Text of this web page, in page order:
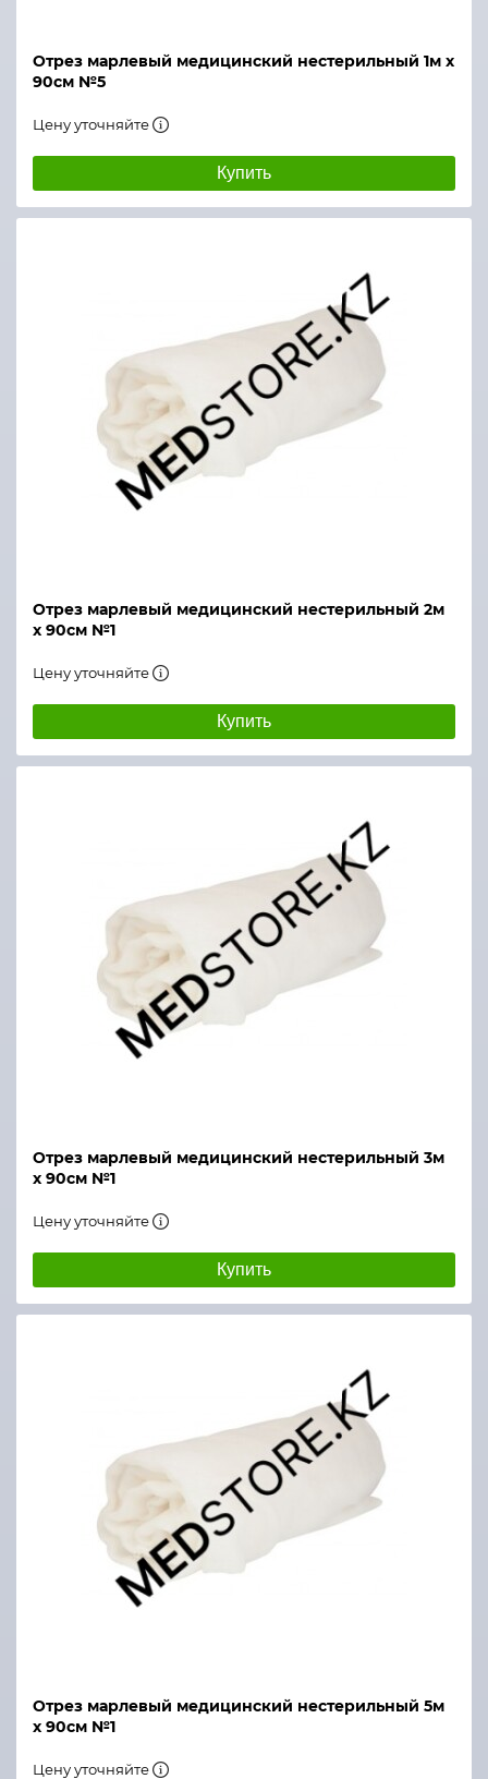
Отрез марлевый медицинский нестерильный 1м х
90см №5
Цену уточняйте
Купить
Отрез марлевый медицинский нестерильный 2м
х 90см №1
Цену уточняйте
Купить
Отрез марлевый медицинский нестерильный 3м
х 90см №1
Цену уточняйте
Купить
Отрез марлевый медицинский нестерильный 5м
х 90см №1
Цену уточняйте